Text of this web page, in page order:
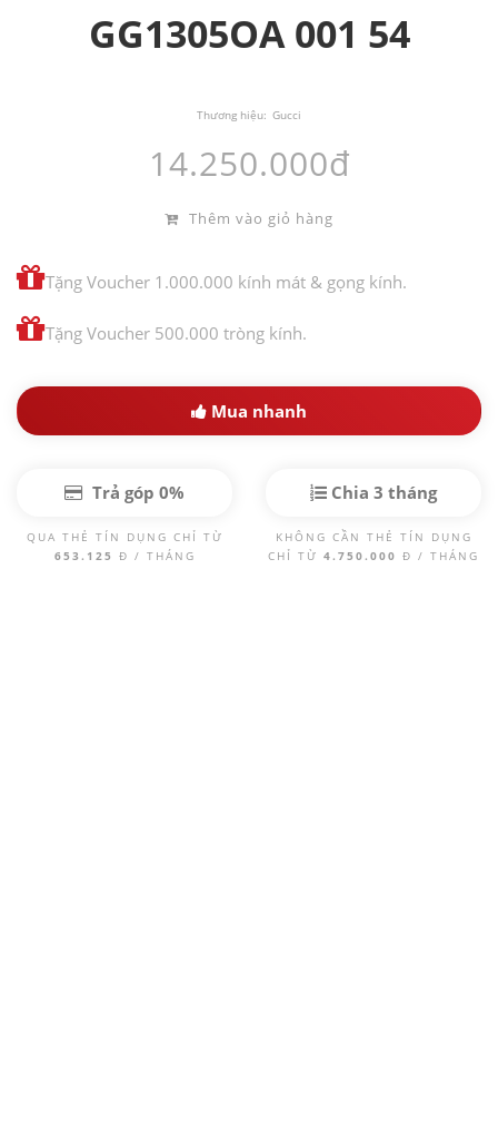
GG1305OA 001 54
Thương hiệu: Gucci
14.250.000đ
Thêm vào giỏ hàng
Tặng Voucher 1.000.000 kính mát & gọng kính.
Tặng Voucher 500.000 tròng kính.
Mua nhanh
Trả góp 0%
QUA THẺ TÍN DỤNG CHỈ TỪ
653.125 Đ / THÁNG
Chia 3 tháng
KHÔNG CẦN THẺ TÍN DỤNG
CHỈ TỪ 4.750.000 Đ / THÁNG